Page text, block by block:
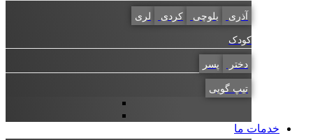
آذری بلوچی کردی لری
کودک
دختر پسر
تیپ گویی
خدمات ما